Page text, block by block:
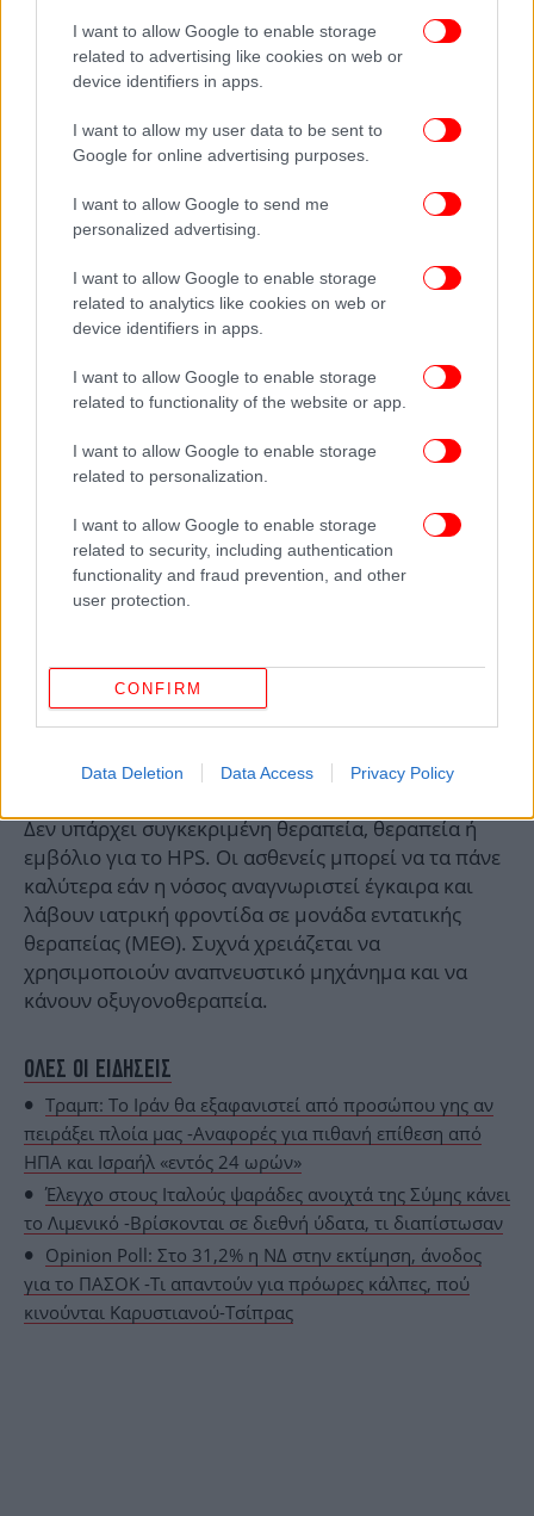
I want to allow Google to enable storage
related to advertising like cookies on web or
device identifiers in apps.
I want to allow my user data to be sent to
Google for online advertising purposes.
I want to allow Google to send me
personalized advertising.
I want to allow Google to enable storage
related to analytics like cookies on web or
device identifiers in apps.
I want to allow Google to enable storage
related to functionality of the website or app.
I want to allow Google to enable storage
related to personalization.
I want to allow Google to enable storage
related to security, including authentication
functionality and fraud prevention, and other
user protection.
CONFIRM
Data Deletion Data Access Privacy Policy
Δεν υπάρχει συγκεκριμένη θεραπεία, θεραπεία ή
εμβόλιο για το HPS. Οι ασθενείς μπορεί να τα πάνε
καλύτερα εάν η νόσος αναγνωριστεί έγκαιρα και
λάβουν ιατρική φροντίδα σε μονάδα εντατικής
θεραπείας (ΜΕΘ). Συχνά χρειάζεται να
χρησιμοποιούν αναπνευστικό μηχάνημα και να
κάνουν οξυγονοθεραπεία.
ΟΛΕΣ ΟΙ ΕΙΔΗΣΕΙΣ
Τραμπ: Το Ιράν θα εξαφανιστεί από προσώπου γης αν
πειράξει πλοία μας -Αναφορές για πιθανή επίθεση από
ΗΠΑ και Ισραήλ «εντός 24 ωρών»
Έλεγχο στους Ιταλούς ψαράδες ανοιχτά της Σύμης κάνει
το Λιμενικό -Βρίσκονται σε διεθνή ύδατα, τι διαπίστωσαν
Opinion Poll: Στο 31,2% η ΝΔ στην εκτίμηση, άνοδος
για το ΠΑΣΟΚ -Τι απαντούν για πρόωρες κάλπες, πού
κινούνται Καρυστιανού-Τσίπρας